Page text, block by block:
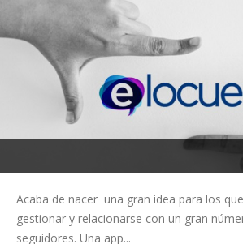
Acaba de nacer una gran idea para los
gestionar y relacionarse con un gran
seguidores. Una app...